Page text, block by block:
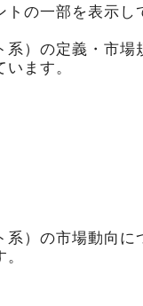
トの一部を表示し
系）の定義・市場
ます。
系）の市場動向に